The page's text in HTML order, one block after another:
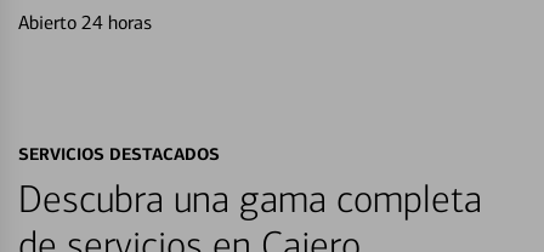
Abierto 24 horas
SERVICIOS DESTACADOS
Descubra una gama completa